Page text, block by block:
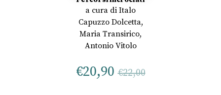
a cura di Italo
Capuzzo Dolcetta,
Maria Transirico,
Antonio Vitolo
€20,90 €22,00